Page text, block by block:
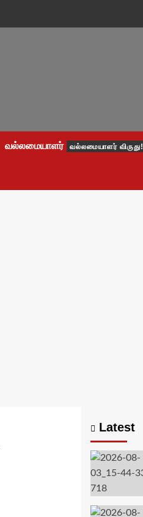
வல்லமையாளர் வல்லமையாளர் விருது!
Latest